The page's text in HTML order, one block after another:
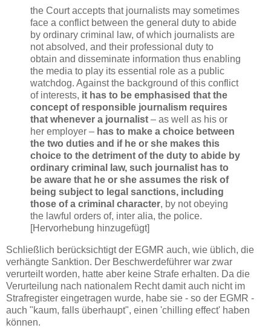
the Court accepts that journalists may sometimes
face a conflict between the general duty to abide
by ordinary criminal law, of which journalists are
not absolved, and their professional duty to
obtain and disseminate information thus enabling
the media to play its essential role as a public
watchdog. Against the background of this conflict
of interests, it has to be emphasised that the
concept of responsible journalism requires
that whenever a journalist – as well as his or
her employer – has to make a choice between
the two duties and if he or she makes this
choice to the detriment of the duty to abide by
ordinary criminal law, such journalist has to
be aware that he or she assumes the risk of
being subject to legal sanctions, including
those of a criminal character, by not obeying
the lawful orders of, inter alia, the police.
[Hervorhebung hinzugefügt]
Schließlich berücksichtigt der EGMR auch, wie üblich, die
verhängte Sanktion. Der Beschwerdeführer war zwar
verurteilt worden, hatte aber keine Strafe erhalten. Da die
Verurteilung nach nationalem Recht damit auch nicht im
Strafregister eingetragen wurde, habe sie - so der EGMR -
auch "kaum, falls überhaupt", einen 'chilling effect' haben
können.